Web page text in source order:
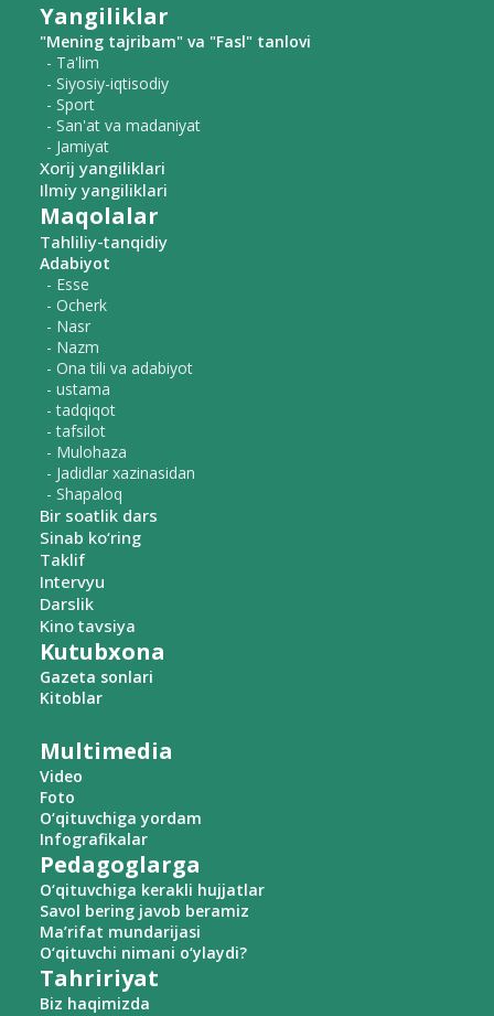
Yangiliklar
"Mening tajribam" va "Fasl" tanlovi
- Ta'lim
- Siyosiy-iqtisodiy
- Sport
- San'at va madaniyat
- Jamiyat
Xorij yangiliklari
Ilmiy yangiliklari
Maqolalar
Tahliliy-tanqidiy
Adabiyot
- Esse
- Ocherk
- Nasr
- Nazm
- Ona tili va adabiyot
- ustama
- tadqiqot
- tafsilot
- Mulohaza
- Jadidlar xazinasidan
- Shapaloq
Bir soatlik dars
Sinab ko‘ring
Taklif
Intervyu
Darslik
Kino tavsiya
Kutubxona
Gazeta sonlari
Kitoblar
Multimedia
Video
Foto
O‘qituvchiga yordam
Infografikalar
Pedagoglarga
O‘qituvchiga kerakli hujjatlar
Savol bering javob beramiz
Ma’rifat mundarijasi
O‘qituvchi nimani o‘ylaydi?
Tahririyat
Biz haqimizda